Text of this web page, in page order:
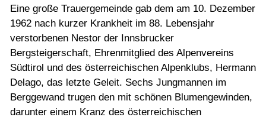
Eine große Trauergemeinde gab dem am 10. Dezember
1962 nach kurzer Krankheit im 88. Lebensjahr
verstorbenen Nestor der Innsbrucker
Bergsteigerschaft, Ehrenmitglied des Alpenvereins
Südtirol und des österreichischen Alpenklubs, Hermann
Delago, das letzte Geleit. Sechs Jungmannen im
Berggewand trugen den mit schönen Blumengewinden,
darunter einem Kranz des österreichischen